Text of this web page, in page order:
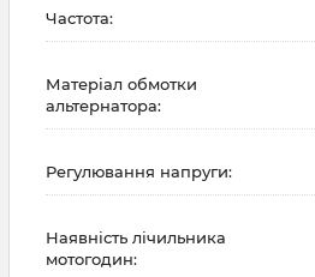
Частота:
Матеріал обмотки
альтернатора:
Регулювання напруги:
Наявність лічильника
мотогодин: